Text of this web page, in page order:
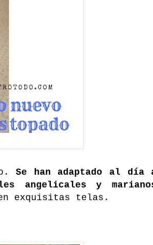
Se han adaptado al día
angelicales y
exquisitas telas.